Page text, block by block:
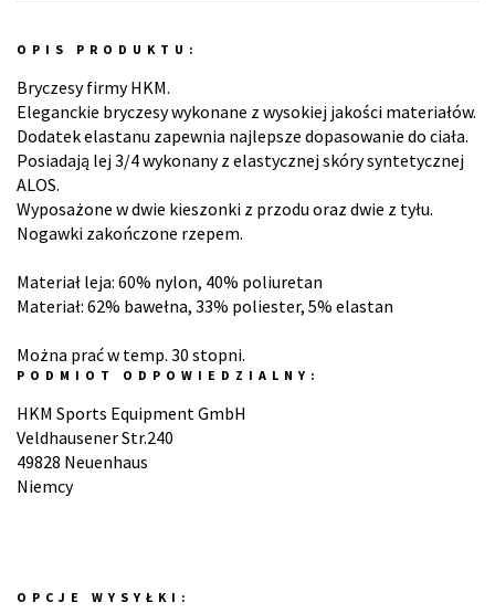
OPIS PRODUKTU:
Bryczesy firmy HKM.
Eleganckie bryczesy wykonane z wysokiej jakości materiałów.
Dodatek elastanu zapewnia najlepsze dopasowanie do ciała.
Posiadają lej 3/4 wykonany z elastycznej skóry syntetycznej
ALOS.
Wyposażone w dwie kieszonki z przodu oraz dwie z tyłu.
Nogawki zakończone rzepem.
Materiał leja: 60% nylon, 40% poliuretan
Materiał: 62% bawełna, 33% poliester, 5% elastan
Można prać w temp. 30 stopni.
PODMIOT ODPOWIEDZIALNY:
HKM Sports Equipment GmbH
Veldhausener Str.240
49828 Neuenhaus
Niemcy
OPCJE WYSYŁKI: